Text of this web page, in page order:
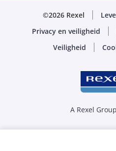
©2026 Rexel
Privacy en veiligheid
Veiligheid
A Rexel